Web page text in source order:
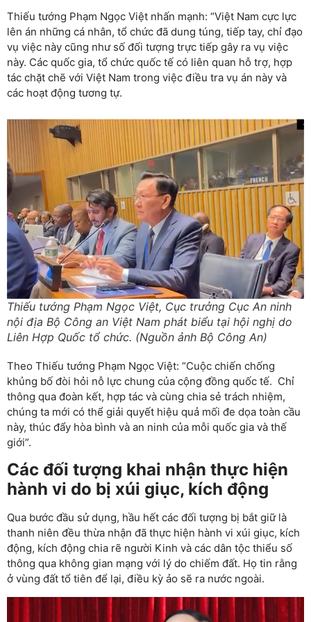
Thiếu tướng Phạm Ngọc Việt nhấn mạnh: “Việt Nam cực lực
lên án những cá nhân, tổ chức đã dung túng, tiếp tay, chỉ đạo
vụ việc này cũng như số đối tượng trực tiếp gây ra vụ việc
này. Các quốc gia, tổ chức quốc tế có liên quan hỗ trợ, hợp
tác chặt chẽ với Việt Nam trong việc điều tra vụ án này và
các hoạt động tương tự.
Thiếu tướng Phạm Ngọc Việt, Cục trưởng Cục An ninh
nội địa Bộ Công an Việt Nam phát biểu tại hội nghị do
Liên Hợp Quốc tổ chức. (Nguồn ảnh Bộ Công An)
Theo Thiếu tướng Phạm Ngọc Việt: “Cuộc chiến chống
khủng bố đòi hỏi nỗ lực chung của cộng đồng quốc tế. Chỉ
thông qua đoàn kết, hợp tác và cùng chia sẻ trách nhiệm,
chúng ta mới có thể giải quyết hiệu quả mối đe dọa toàn cầu
này, thúc đẩy hòa bình và an ninh của mỗi quốc gia và thế
giới”.
Các đối tượng khai nhận thực hiện
hành vi do bị xúi giục, kích động
Qua bước đầu sử dụng, hầu hết các đối tượng bị bắt giữ là
thanh niên đều thừa nhận đã thực hiện hành vi xúi giục, kích
động, kích động chia rẽ người Kinh và các dân tộc thiểu số
thông qua không gian mạng với lý do chiếm đất. Họ tin rằng
ở vùng đất tổ tiên để lại, điều kỳ ảo sẽ ra nước ngoài.